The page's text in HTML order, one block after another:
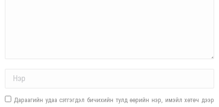
Дараагийн удаа сэтгэгдэл бичихийн тулд өөрийн нэр, имэйл хөтөч дээр